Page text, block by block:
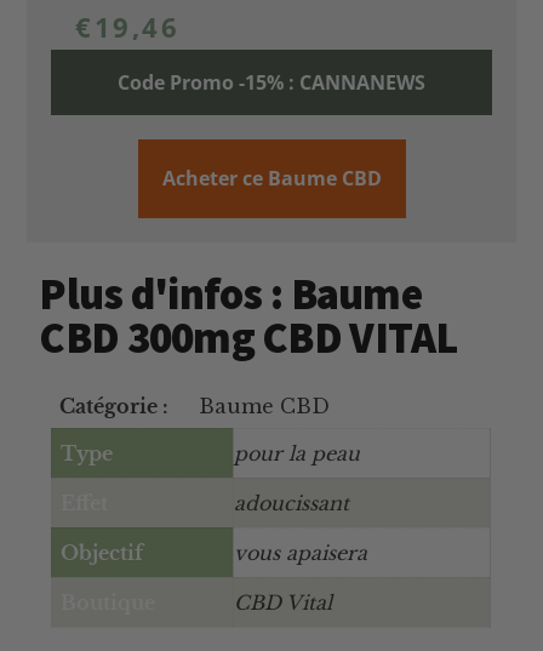
€ 19,46
Code Promo -15% : CANNANEWS
Acheter ce Baume CBD
Plus d'infos : Baume
CBD 300mg CBD VITAL
Catégorie :
Baume CBD
Type
pour la peau
adoucissant
Objectif vous apaisera
CBD Vital